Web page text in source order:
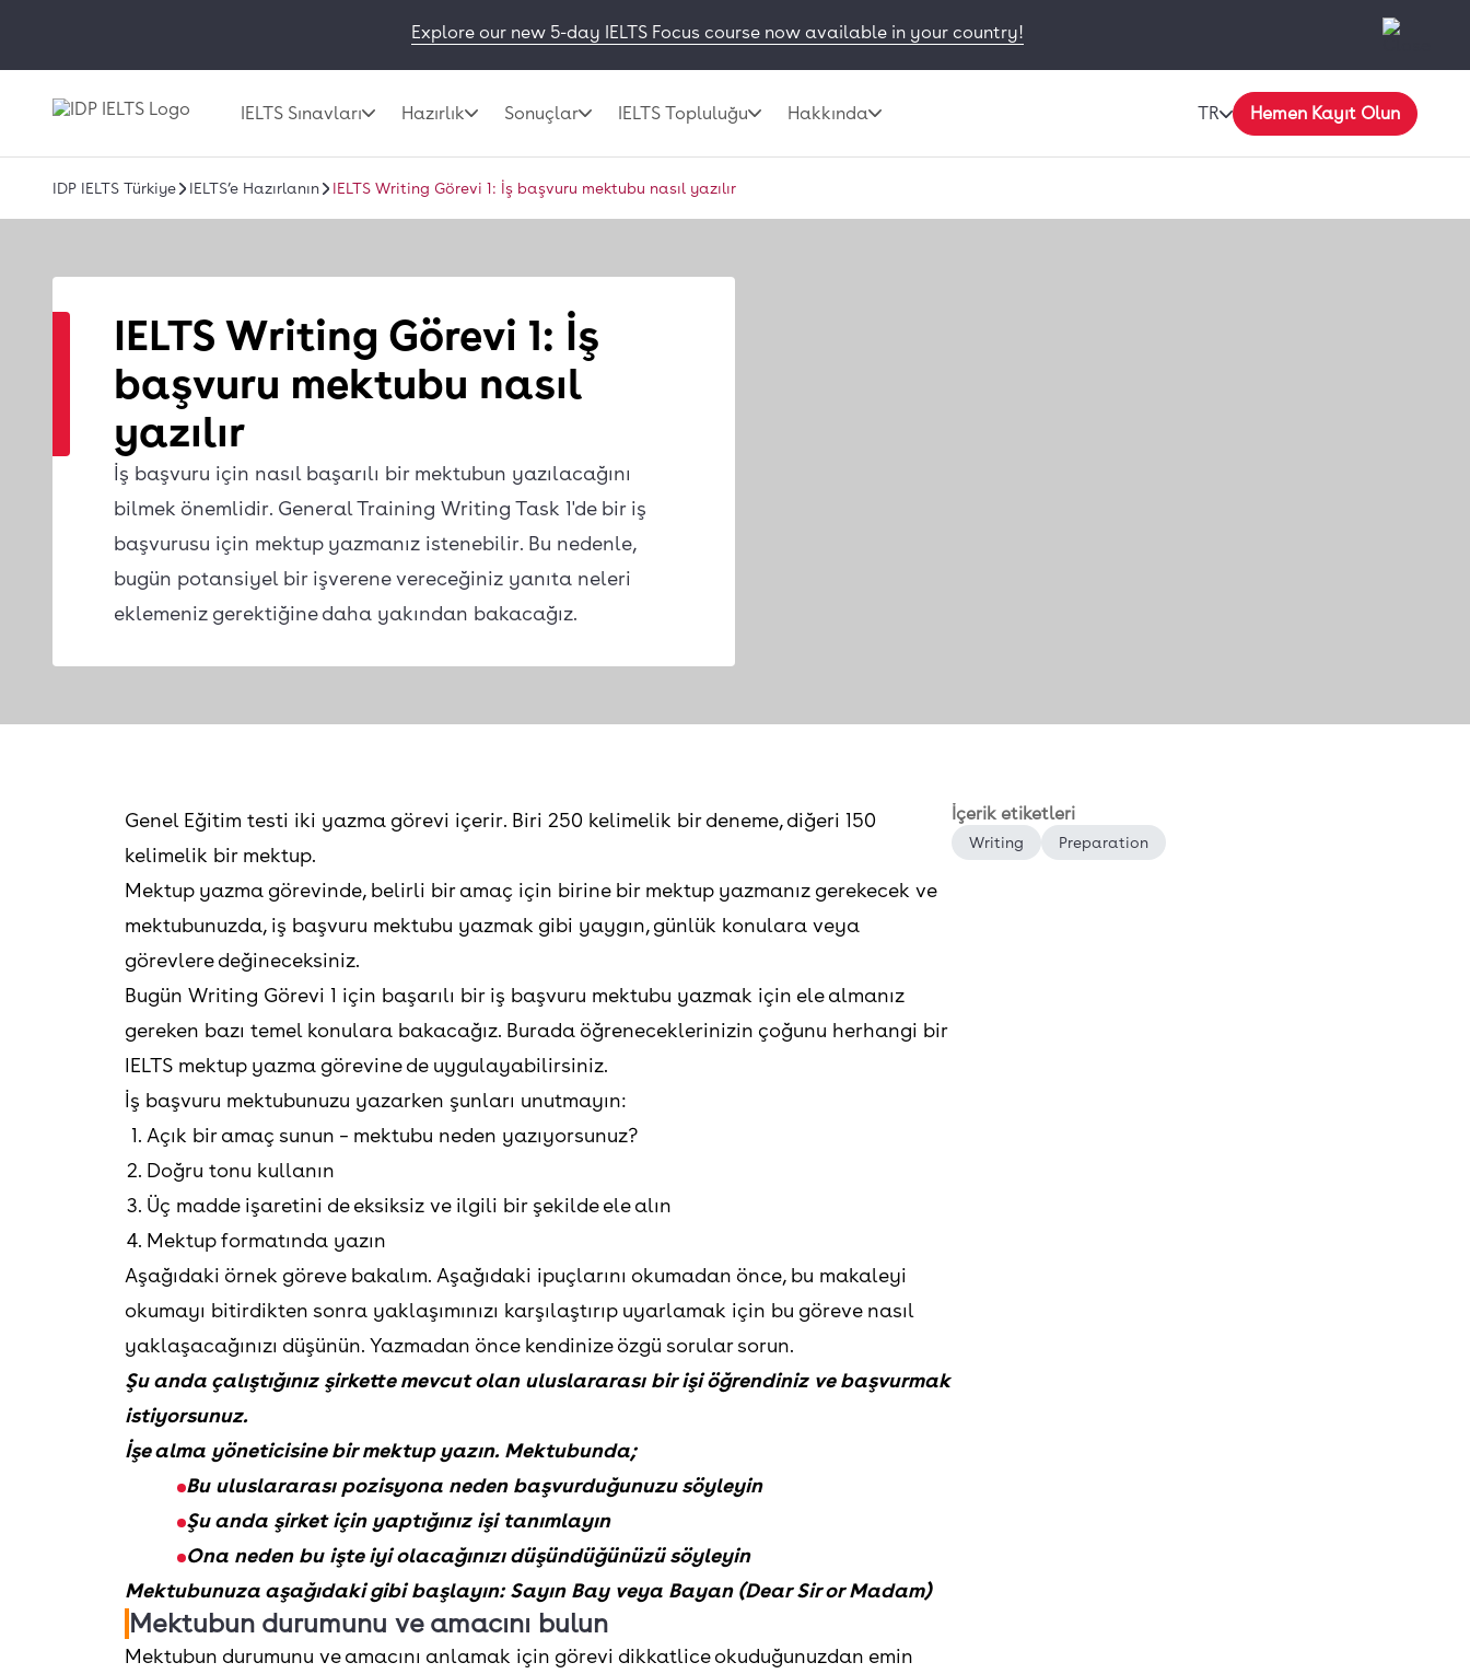
Explore our new 5-day IELTS Focus course now available in your country!
IELTS Sınavları Hazırlık Sonuçlar IELTS Topluluğu Hakkında TR Hemen Kayıt Olun
IDP IELTS Türkiye IELTS’e Hazırlanın IELTS Writing Görevi 1: İş başvuru mektubu nasıl yazılır
IELTS Writing Görevi 1: İş
başvuru mektubu nasıl
yazılır
İş başvuru için nasıl başarılı bir mektubun yazılacağını
bilmek önemlidir. General Training Writing Task 1'de bir iş
başvurusu için mektup yazmanız istenebilir. Bu nedenle,
bugün potansiyel bir işverene vereceğiniz yanıta neleri
eklemeniz gerektiğine daha yakından bakacağız.
Genel Eğitim testi iki yazma görevi içerir. Biri 250 kelimelik bir deneme, diğeri 150
kelimelik bir mektup.
Mektup yazma görevinde, belirli bir amaç için birine bir mektup yazmanız gerekecek ve
mektubunuzda, iş başvuru mektubu yazmak gibi yaygın, günlük konulara veya
görevlere değineceksiniz.
Bugün Writing Görevi 1 için başarılı bir iş başvuru mektubu yazmak için ele almanız
gereken bazı temel konulara bakacağız. Burada öğreneceklerinizin çoğunu herhangi bir
IELTS mektup yazma görevine de uygulayabilirsiniz.
İş başvuru mektubunuzu yazarken şunları unutmayın:
Açık bir amaç sunun – mektubu neden yazıyorsunuz?
Doğru tonu kullanın
Üç madde işaretini de eksiksiz ve ilgili bir şekilde ele alın
Mektup formatında yazın
Aşağıdaki örnek göreve bakalım. Aşağıdaki ipuçlarını okumadan önce, bu makaleyi
okumayı bitirdikten sonra yaklaşımınızı karşılaştırıp uyarlamak için bu göreve nasıl
yaklaşacağınızı düşünün. Yazmadan önce kendinize özgü sorular sorun.
Şu anda çalıştığınız şirkette mevcut olan uluslararası bir işi öğrendiniz ve başvurmak
istiyorsunuz.
İşe alma yöneticisine bir mektup yazın. Mektubunda;
Bu uluslararası pozisyona neden başvurduğunuzu söyleyin
Şu anda şirket için yaptığınız işi tanımlayın
Ona neden bu işte iyi olacağınızı düşündüğünüzü söyleyin
Mektubunuza aşağıdaki gibi başlayın: Sayın Bay veya Bayan (Dear Sir or Madam)
Mektubun durumunu ve amacını bulun
Mektubun durumunu ve amacını anlamak için görevi dikkatlice okuduğunuzdan emin
İçerik etiketleri
Writing Preparation